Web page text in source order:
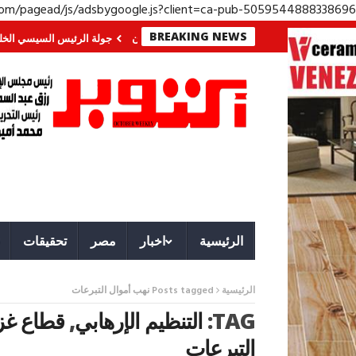
pagead/js/adsbygoogle.js?client=ca-pub-5059544888338696
BREAKING NEWS
الجنوب؟ معركة لا تُرى.. وحراس لا ينامون جولة الرئيس السيسي
الرئيسية اخبار مصر تحقيقات
الرئيسية Posts tagged نهب أموال التبرعات
TAG: التنظيم الإرهابي,قطاع
التبرعات